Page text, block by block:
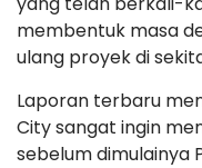
membentuk masa
ulang proyek di
Laporan terbaru
City sangat ingin
sebelum dimulainya